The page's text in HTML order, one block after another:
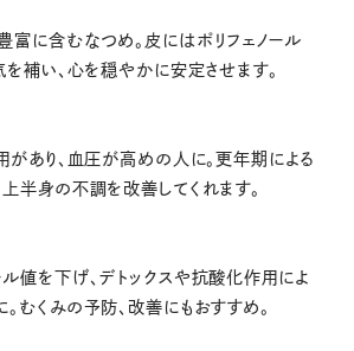
に含むなつめ。皮にはポリフェノール
を補い、心を穏やかに安定させます。
があり、血圧が高めの人に。更年期による
半身の不調を改善してくれます。
値を下げ、デトックスや抗酸化作用によ
むくみの予防、改善にもおすすめ。